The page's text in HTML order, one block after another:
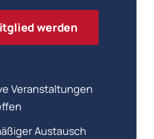
werden
Veranstaltungen
Austausch